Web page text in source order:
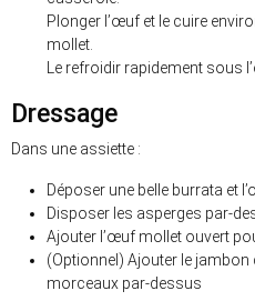
Plonger l’œuf et le cuire
mollet.
Le refroidir rapidement sous
Dressage
Dans une assiette :
Déposer une belle burrata et
Disposer les asperges par-
Ajouter l’œuf mollet ouvert
(Optionnel) Ajouter le jambon
morceaux par-dessus